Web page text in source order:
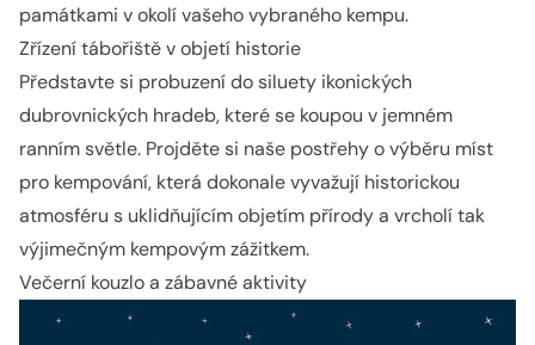
památkami v okolí vašeho vybraného kempu.
Zřízení tábořiště v objetí historie
Představte si probuzení do siluety ikonických
dubrovnických hradeb, které se koupou v jemném
ranním světle. Projděte si naše postřehy o výběru míst
pro kempování, která dokonale vyvažují historickou
atmosféru s uklidňujícím objetím přírody a vrcholí tak
výjimečným kempovým zážitkem.
Večerní kouzlo a zábavné aktivity